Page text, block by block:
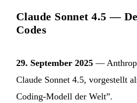
Claude Sonnet 4.5 —
Codes
29. September 2025 —
Claude Sonnet 4.5, vorgestellt
Coding-Modell der Welt”.